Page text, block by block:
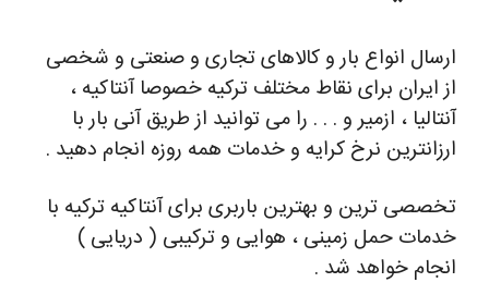
ارسال انواع بار و کالاهای تجاری و صنعتی و شخصی
از ایران برای نقاط مختلف ترکیه خصوصا آنتاکیه ،
آنتالیا ، ازمیر و . . . را می توانید از طریق آنی بار با
ارزانترین نرخ کرایه و خدمات همه روزه انجام دهید .
تخصصی ترین و بهترین باربری برای آنتاکیه ترکیه با
خدمات حمل زمینی ، هوایی و ترکیبی ( دریایی )
انجام خواهد شد .